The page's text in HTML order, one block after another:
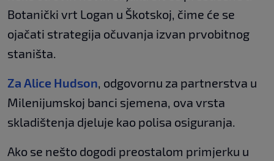
Botanički vrt Logan u Škotskoj, čime će se
ojačati strategija očuvanja izvan prvobitnog
staništa.
Za Alice Hudson , odgovornu za partnerstva u
Milenijumskoj banci sjemena, ova vrsta
skladištenja djeluje kao polisa osiguranja.
Ako se nešto dogodi preostalom primjerku u